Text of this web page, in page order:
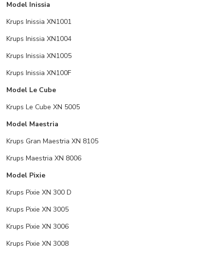
Model Inissia
Krups Inissia XN1001
Krups Inissia XN1004
Krups Inissia XN1005
Krups Inissia XN100F
Model Le Cube
Krups Le Cube XN 5005
Model Maestria
Krups Gran Maestria XN 8105
Krups Maestria XN 8006
Model Pixie
Krups Pixie XN 300 D
Krups Pixie XN 3005
Krups Pixie XN 3006
Krups Pixie XN 3008